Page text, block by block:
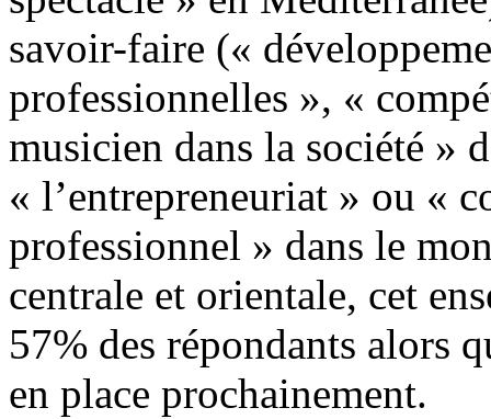
savoir-faire («
professionnelles », «
musicien dans la société »
« l’entrepreneuriat » ou «
professionnel » dans le
centrale et orientale, cet
57% des répondants alors
en place prochainement.